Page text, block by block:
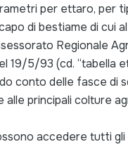
per ettaro, per
di bestiame di cui
Regionale
19/5/93 (cd. “tabella
conto delle fasce di
alle principali colture
accedere tutti